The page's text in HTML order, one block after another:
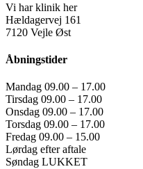
Vi har klinik her
Hældagervej 161
7120 Vejle Øst
Åbningstider
Mandag 09.00 – 17.00
Tirsdag 09.00 – 17.00
Onsdag 09.00 – 17.00
Torsdag 09.00 – 17.00
Fredag 09.00 – 15.00
Lørdag efter aftale
Søndag LUKKET